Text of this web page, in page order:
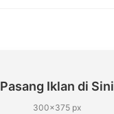
Pasang Iklan di Sini
300×375 px